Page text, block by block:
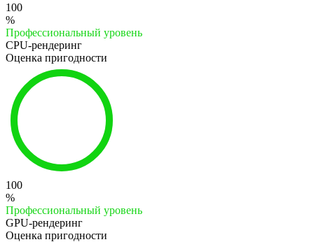
100
%
Профессиональный уровень
CPU-рендеринг
Оценка пригодности
100
%
Профессиональный уровень
GPU-рендеринг
Оценка пригодности